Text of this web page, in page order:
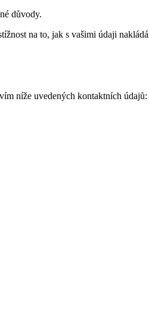
důvody.
na to, jak s vašimi údaji
níže uvedených kontaktních údajů: